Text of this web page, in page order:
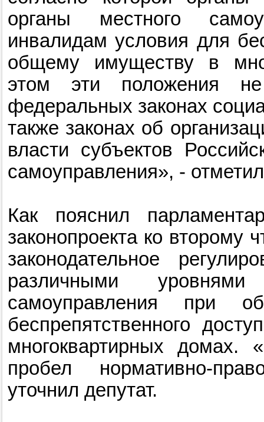
органы местного
инвалидам условия для
общему имуществу в
этом эти положения
федеральных законах
также законах об
власти субъектов
самоуправления», -
Как пояснил
законопроекта ко второму
законодательное
различными
самоуправления при
беспрепятственного
многоквартирных домах.
пробел нормативно-
уточнил депутат.